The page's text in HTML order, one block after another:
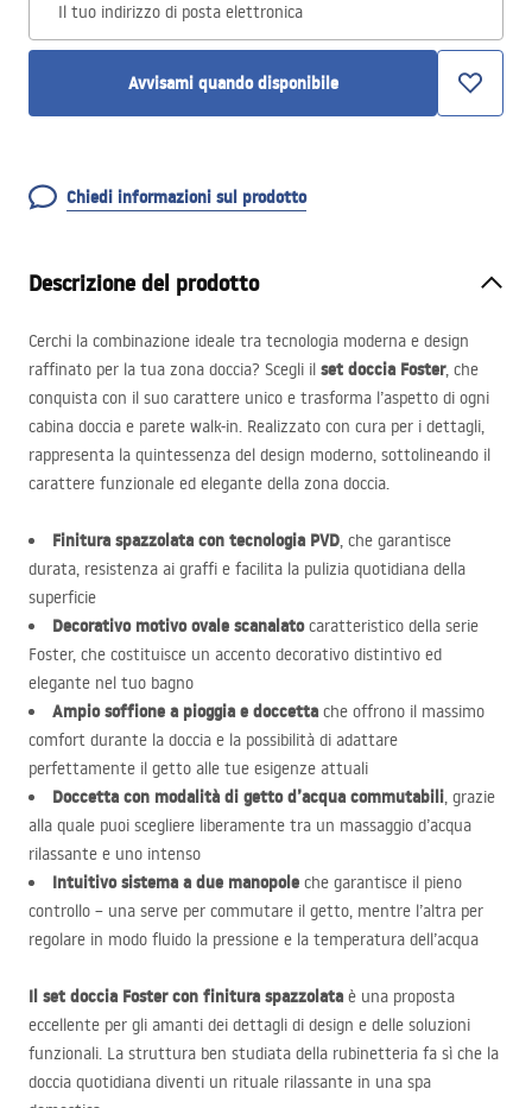
Il tuo indirizzo di posta elettronica
Avvisami quando disponibile
Chiedi informazioni sul prodotto
Descrizione del prodotto
Cerchi la combinazione ideale tra tecnologia moderna e design
raffinato per la tua zona doccia? Scegli il set doccia Foster, che
conquista con il suo carattere unico e trasforma l’aspetto di ogni
cabina doccia e parete walk-in. Realizzato con cura per i dettagli,
rappresenta la quintessenza del design moderno, sottolineando il
carattere funzionale ed elegante della zona doccia.
Finitura spazzolata con tecnologia PVD, che garantisce
durata, resistenza ai graffi e facilita la pulizia quotidiana della
superficie
Decorativo motivo ovale scanalatocaratteristico della serie
Foster, che costituisce un accento decorativo distintivo ed
elegante nel tuo bagno
Ampio soffione a pioggia e doccetta che offrono il massimo
comfort durante la doccia e la possibilità di adattare
perfettamente il getto alle tue esigenze attuali
Doccetta con modalità di getto d’acqua commutabili, grazie
alla quale puoi scegliere liberamente tra un massaggio d’acqua
rilassante e uno intenso
Intuitivo sistema a due manopole che garantisce il pieno
controllo – una serve per commutare il getto, mentre l’altra per
regolare in modo fluido la pressione e la temperatura dell’acqua
Il set doccia Foster con finitura spazzolata è una proposta
eccellente per gli amanti dei dettagli di design e delle soluzioni
funzionali. La struttura ben studiata della rubinetteria fa sì che la
doccia quotidiana diventi un rituale rilassante in una spa